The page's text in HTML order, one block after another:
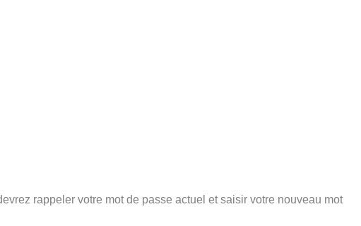
rappeler votre mot de passe actuel et saisir votre nouveau mot